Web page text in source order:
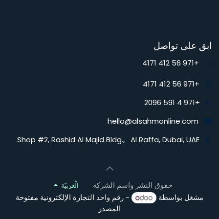
ابق على تواصل
+971 56 412 4171
+971 56 412 4171
+971 4 591 2096
حقوق النشر واسم الشركة الْعَرَبيّة
مشغل بواسطة - رقم واحد التجارة الإلكترونية مفتوحة
المصدر